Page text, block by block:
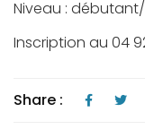
Niveau :
Inscription au 04
Share :